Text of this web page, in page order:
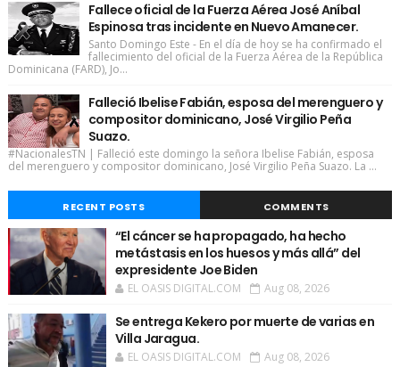
Fallece oficial de la Fuerza Aérea José Aníbal
Espinosa tras incidente en Nuevo Amanecer.
Santo Domingo Este - En el día de hoy se ha confirmado el
fallecimiento del oficial de la Fuerza Aérea de la República
Dominicana (FARD), Jo...
Falleció Ibelise Fabián, esposa del merenguero y
compositor dominicano, José Virgilio Peña
Suazo.
#NacionalesTN | Falleció este domingo la señora Ibelise Fabián, esposa
del merenguero y compositor dominicano, José Virgilio Peña Suazo. La ...
RECENT POSTS COMMENTS
“El cáncer se ha propagado, ha hecho
metástasis en los huesos y más allá” del
expresidente Joe Biden
EL OASIS DIGITAL.COM Aug 08, 2026
Se entrega Kekero por muerte de varias en
Villa Jaragua.
EL OASIS DIGITAL.COM Aug 08, 2026